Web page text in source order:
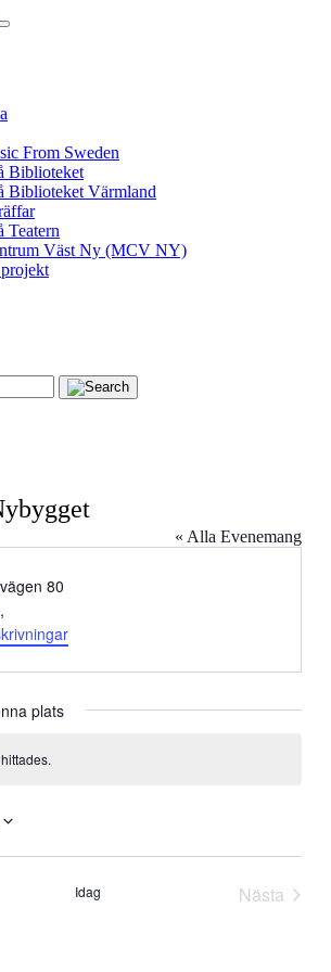
From Sweden
Biblioteket
Biblioteket Värmland
Teatern
Väst Ny (MCV NY)
« Alla Evenemang
80
,
plats
Idag
Nästa